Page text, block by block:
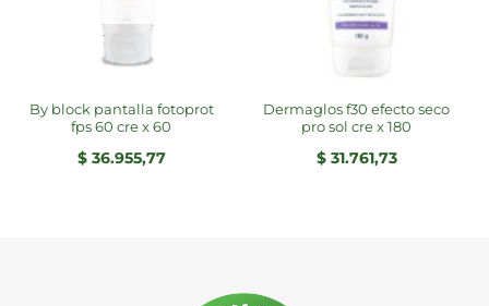
by block pantalla fotoprot
fps 60 cre x 60
$36.955,77
dermaglos f30 efecto seco
pro sol cre x 180
$31.761,73